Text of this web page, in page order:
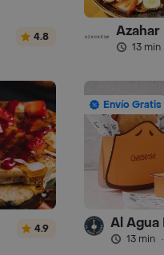
4.8 Azahar
13 min
4.9
Envío Gratis
13 min ·